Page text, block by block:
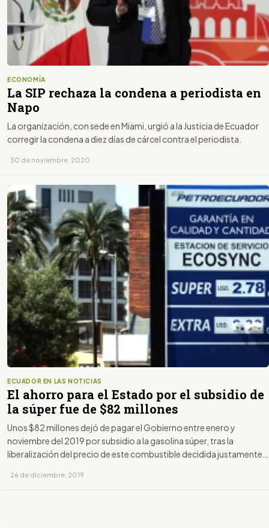
ECONOMÍA
La SIP rechaza la condena a periodista en
Napo
La organización, con sede en Miami, urgió a la Justicia de Ecuador
corregir la condena a diez días de cárcel contra el periodista.
· 30 de noviembre, 2020
ECUADOR EN LAS NOTICIAS
El ahorro para el Estado por el subsidio de
la súper fue de $82 millones
Unos $82 millones dejó de pagar el Gobierno entre enero y
noviembre del 2019 por subsidio a la gasolina súper, tras la
liberalización del precio de este combustible decidida justamente
Ministerio de Economía y Finanzas.
· 26 de diciembre, 2019